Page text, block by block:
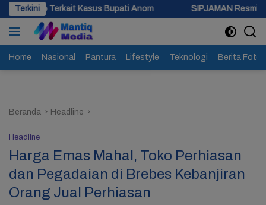
Langsung
ke
konten
Terkini
Kasus Bupati Anom SIPJAMAN Resmi Diluncurkan,
Home Nasional Pantura Lifestyle Teknologi Berita Foto
Beranda Headline
Headline
Harga Emas Mahal, Toko Perhiasan
dan Pegadaian di Brebes Kebanjiran
Orang Jual Perhiasan